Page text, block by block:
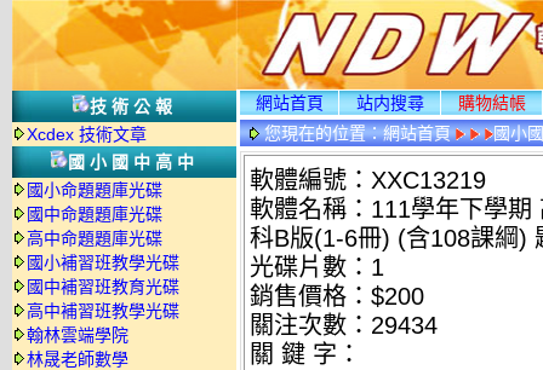
技術公報
Xcdex 技術文章
國小國中高中
國小命題題庫光碟
國中命題題庫光碟
高中命題題庫光碟
國小補習班教學光碟
國中補習班教育光碟
高中補習班教學光碟
翰林雲端學院
林晟老師數學
網站首頁 站内搜尋
購物結帳
您現在的位置：網站首頁 國小
軟體編號：XXC13219
軟體名稱：111學年下學
科B版(1-6冊) (含108課綱)
光碟片數：1
銷售價格：$200
關注次數： 29434
關 鍵 字：